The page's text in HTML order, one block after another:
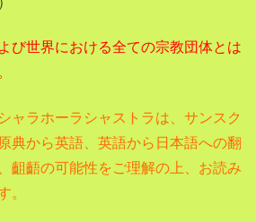
び世界における全ての宗教団体とは
ャラホーラシャストラは、サンスク
典から英語、英語から日本語への翻
齟齬の可能性をご理解の上、お読み
。